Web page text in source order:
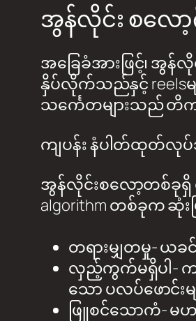
အွန်လိုင်း စလော့ဂိ
အခြေခံအားဖြင့်၊ အွန်
နှိပ်လိုက်သည်နှင့် reelsမ
သင်္ကေတများသည် တိ
ကျပန်း နံပါတ်ထုတ်လုပ်သူ
အွန်လိုင်းစလော့တစ်ခုရှိ
algorithm တစ်ခုက ဆုံ
တရားမျှတမှု- ယခင်
လှည့်ကွက်မရှိပါ- ကာ
သော ပလပ်ဖောင်း
ဖြူစင်သောကံ- မ